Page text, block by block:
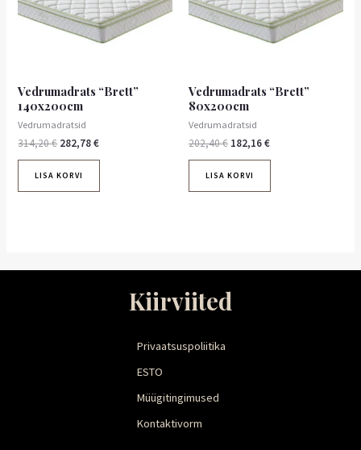
Vedrumadrats “Brett”
140x200cm
Vedrumadratsid
314,20€ 282,78€
LISA KORVI
Vedrumadrats “Brett”
80x200cm
Vedrumadratsid
202,40€ 182,16€
LISA KORVI
Kiirviited
Privaatsuspoliitika
ESTO
Müügitingimused
Kontaktivorm